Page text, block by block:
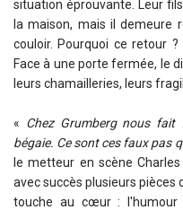
situation éprouvante. Leur
la maison, mais il demeure
couloir. Pourquoi ce retour
Face à une porte fermée, le
leurs chamailleries, leurs
« Chez Grumberg nous
bégaie. Ce sont ces faux pas
le metteur en scène
avec succès plusieurs pièces
touche au cœur : l'humour